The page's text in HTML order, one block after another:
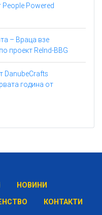
Powered
– Враца взе
проект ReInd-BBG
DanubeCrafts
година от
НОВИНИ
КОНТАКТИ